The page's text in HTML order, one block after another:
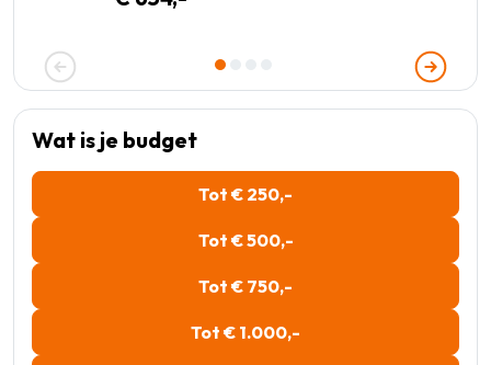
Wat is je budget
Tot € 250,-
Tot € 500,-
Tot € 750,-
Tot € 1.000,-